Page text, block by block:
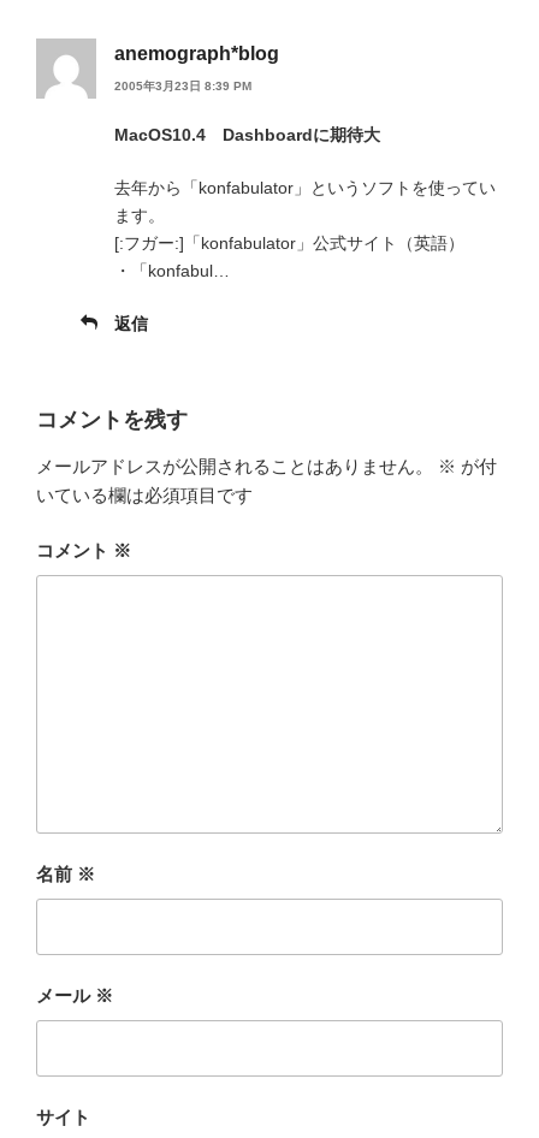
anemograph*blog
2005年3月23日 8:39 PM
MacOS10.4 Dashboardに期待大
去年から「konfabulator」というソフトを使ってい
ます。
[:フガー:]「konfabulator」公式サイト（英語）
・「konfabul…
返信
コメントを残す
メールアドレスが公開されることはありません。 ※ が付
いている欄は必須項目です
コメント ※
名前 ※
メール ※
サイト